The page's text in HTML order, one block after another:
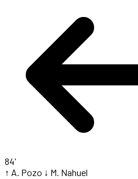
84'
↑ A. Pozo ↓ M. Nahuel